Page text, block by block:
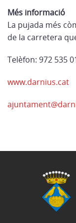
Més informació
La pujada més
de la carretera
Telèfon: 972 535
www.darnius.cat